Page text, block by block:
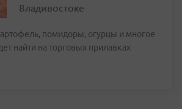
Владивостоке
помидоры, огурцы и многое
найти на торговых прилавках